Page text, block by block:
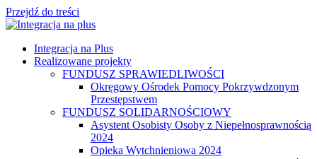
Przejdź do treści
Integracja na Plus
Realizowane projekty
FUNDUSZ SPRAWIEDLIWOŚCI
Okręgowy Ośrodek Pomocy Pokrzywdzonym
Przestępstwem
FUNDUSZ SOLIDARNOŚCIOWY
Asystent Osobisty Osoby z Niepełnosprawnością
2024
Opieka Wytchnieniowa 2024